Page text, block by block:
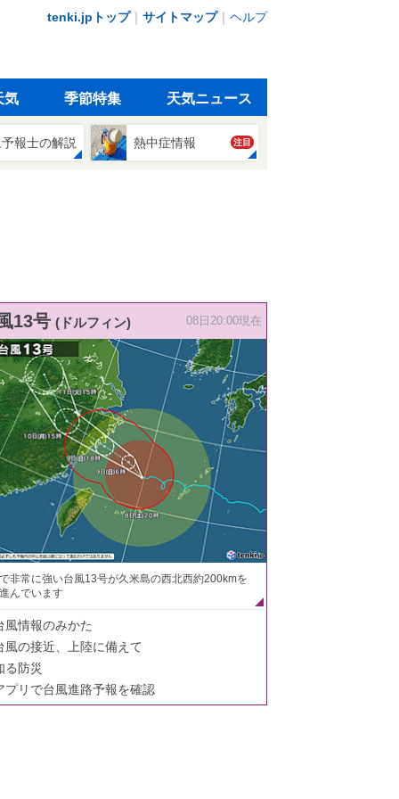
tenki.jpトップ｜ サイトマップ｜ ヘルプ
気 季節特集 天気ニュース
報士の解説 熱中症情報 注目
13号 (ドルフィン) 08日20:00現在
非常に強い台風13号が久米島の西北西約200kmを
んでいます
風情報のみかた
風の接近、上陸に備えて
る防災
プリで台風進路予報を確認